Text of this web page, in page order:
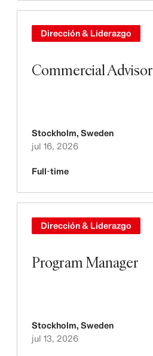
Commercial Advisor
Dirección & Liderazgo
Stockholm, Sweden
jul 16, 2026
Full-time
Program Manager
Dirección & Liderazgo
Stockholm, Sweden
jul 13, 2026